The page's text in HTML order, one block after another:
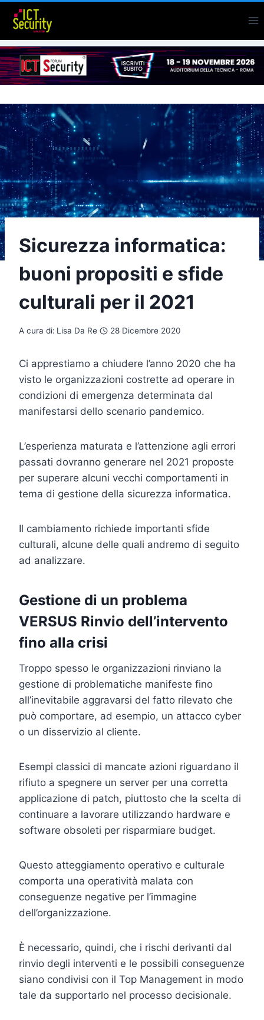
Salta
contenuto
Sicurezza informatica:
buoni propositi e sfide
culturali per il 2021
A cura di: Lisa Da Re 28 Dicembre 2020
Ci apprestiamo a chiudere l’anno 2020 che ha
visto le organizzazioni costrette ad operare in
condizioni di emergenza determinata dal
manifestarsi dello scenario pandemico.
L’esperienza maturata e l’attenzione agli errori
passati dovranno generare nel 2021 proposte
per superare alcuni vecchi comportamenti in
tema di gestione della sicurezza informatica.
Il cambiamento richiede importanti sfide
culturali, alcune delle quali andremo di seguito
ad analizzare.
Gestione di un problema
VERSUS Rinvio dell’intervento
fino alla crisi
Troppo spesso le organizzazioni rinviano la
gestione di problematiche manifeste fino
all’inevitabile aggravarsi del fatto rilevato che
può comportare, ad esempio, un attacco cyber
o un disservizio al cliente.
Esempi classici di mancate azioni riguardano il
rifiuto a spegnere un server per una corretta
applicazione di patch, piuttosto che la scelta di
continuare a lavorare utilizzando hardware e
software obsoleti per risparmiare budget.
Questo atteggiamento operativo e culturale
comporta una operatività malata con
conseguenze negative per l’immagine
dell’organizzazione.
È necessario, quindi, che i rischi derivanti dal
rinvio degli interventi e le possibili conseguenze
siano condivisi con il Top Management in modo
tale da supportarlo nel processo decisionale.